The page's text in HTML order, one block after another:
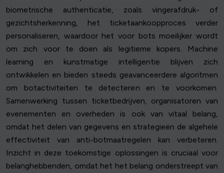
biometrische authenticatie, zoals vingerafdruk- of
gezichtsherkenning, het ticketaankoopproces verder
personaliseren, waardoor het voor bots moeilijker wordt
om zich voor te doen als legitieme kopers. Machine
learning en kunstmatige intelligentie blijven zich
ontwikkelen en bieden steeds geavanceerdere algoritmen
om botactiviteiten te detecteren en te voorkomen.
Samenwerking tussen ticketbedrijven, organisatoren van
evenementen en overheden is ook van vitaal belang,
omdat het delen van gegevens en strategieën de algehele
effectiviteit van anti-botmaatregelen kan verbeteren.
Inzicht in deze toekomstige oplossingen is cruciaal voor
belanghebbenden, omdat het het belang onderstreept van